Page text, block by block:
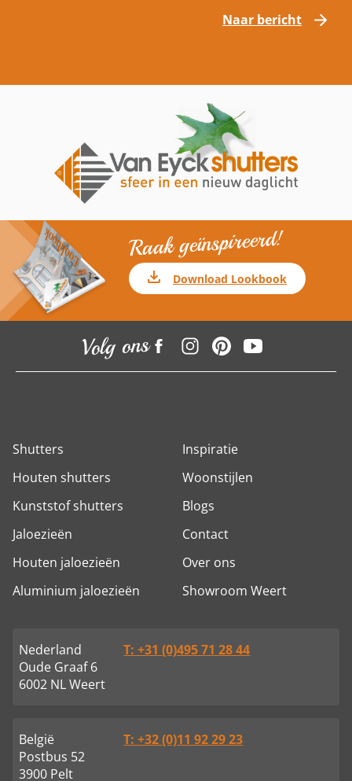
Naar bericht
Raak geïnspireerd!
Download Lookbook
Volg ons
Shutters
Houten shutters
Kunststof shutters
Jaloezieën
Houten jaloezieën
Aluminium jaloezieën
Inspiratie
Woonstijlen
Blogs
Contact
Over ons
Showroom Weert
Nederland
Oude Graaf 6
6002 NL Weert
T: +31 (0)495 71 28 44
België
Postbus 52
3900 Pelt
T: +32 (0)11 92 29 23